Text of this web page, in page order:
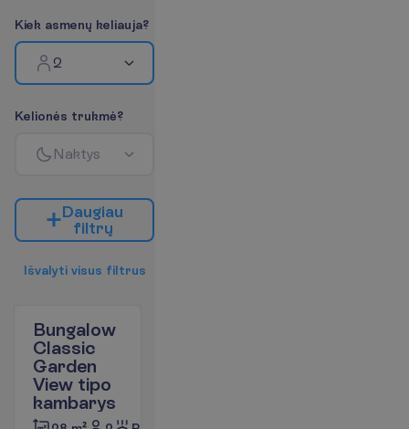
Kiek asmenų keliauja?
2
Kelionės trukmė?
Naktys
Daugiau
filtrų
Išvalyti visus filtrus
Bungalow
Classic
Garden
View tipo
kambarys